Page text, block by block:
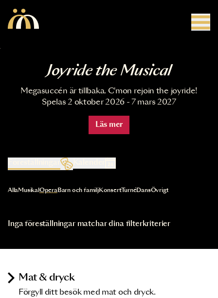
Joyride the Musical
Megasuccén är tillbaka. C'mon rejoin the joyride!
Spelas 2 oktober 2026 - 7 mars 2027
Läs mer
Kalender
Val av kategori uppdaterar innehållet automatiskt
AllaMusikal OperaBarn och familjKonsertTurnéDansÖvrigt
Inga föreställningar matchar dina filterkriterier
Mat & dryck
Förgyll ditt besök med mat och dryck.